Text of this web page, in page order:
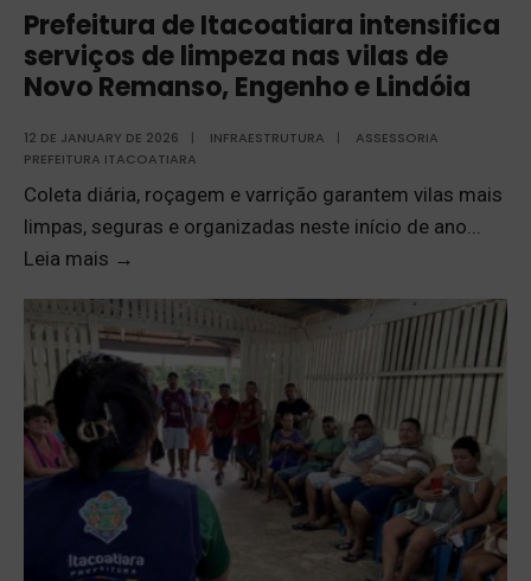
Prefeitura de Itacoatiara intensifica
serviços de limpeza nas vilas de
Novo Remanso, Engenho e Lindóia
12 DE JANUARY DE 2026 | INFRAESTRUTURA |
ASSESSORIA
PREFEITURA ITACOATIARA
Coleta diária, roçagem e varrição garantem vilas mais
limpas, seguras e organizadas neste início de ano...
Leia mais →